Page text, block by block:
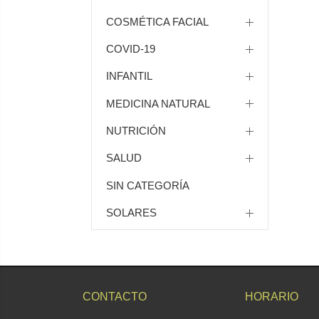
COSMÉTICA FACIAL
COVID-19
INFANTIL
MEDICINA NATURAL
NUTRICIÓN
SALUD
SIN CATEGORÍA
SOLARES
CONTACTO HORARIO